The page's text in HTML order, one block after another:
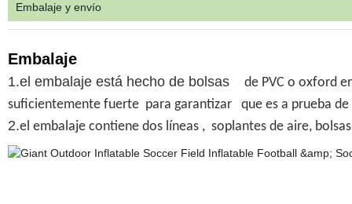
Embalaje y envío
Embalaje
1.el embalaje está hecho de bolsas
de PVC o oxford
suficientemente fuerte para garantizar que es a prueba de
2.el embalaje contiene dos líneas , soplantes de aire,